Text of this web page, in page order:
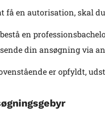
få en autorisation, skal
bestå en
sende din ansøgning via
er opfyldt,